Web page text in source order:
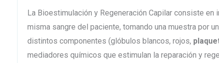
La Bioestimulación y Regeneración Capilar consiste
misma sangre del paciente, tomando una muestra por
distintos componentes (glóbulos blancos, rojos,
mediadores químicos que estimulan la reparación y